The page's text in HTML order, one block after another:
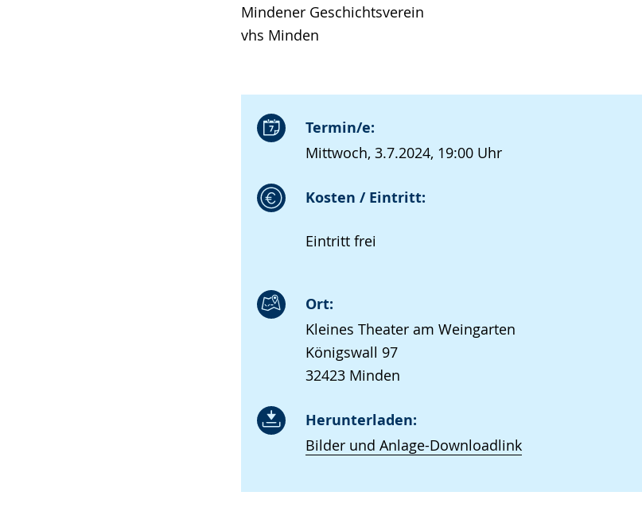
Mindener Geschichtsverein
vhs Minden
Termin/e:
Mittwoch, 3.7.2024, 19:00 Uhr
Kosten / Eintritt:
Eintritt frei
Ort:
Kleines Theater am Weingarten
Königswall 97
32423 Minden
Herunterladen:
Bilder und Anlage-Downloadlink